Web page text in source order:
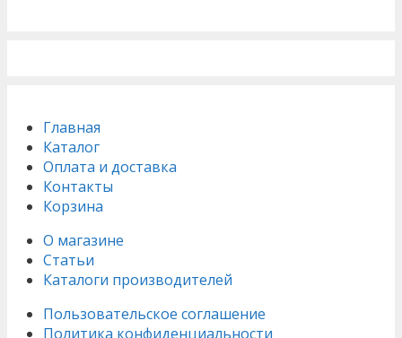
Главная
Каталог
Оплата и доставка
Контакты
Корзина
О магазине
Статьи
Каталоги производителей
Пользовательское соглашение
Политика конфиденциальности